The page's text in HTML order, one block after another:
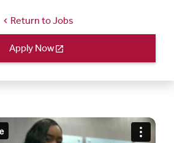
chevron_left Return to Jobs
Apply Nowopen_in_new